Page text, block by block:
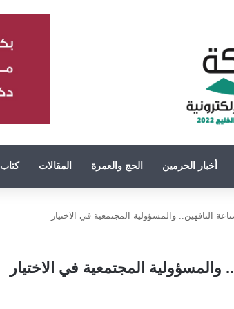
أخبار الحرمين الحج والعمرة المقالات
التافهين.. والمسؤولية المجتمعية في الاختيار
والمسؤولية المجتمعية في الاختيار